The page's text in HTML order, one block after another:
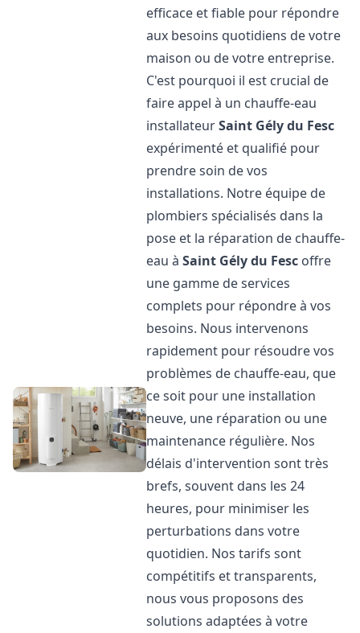
efficace et fiable pour répondre
aux besoins quotidiens de votre
maison ou de votre entreprise.
C'est pourquoi il est crucial de
faire appel à un chauffe-eau
installateurSaint Gély du Fesc
expérimenté et qualifié pour
prendre soin de vos
installations. Notre équipe de
plombiers spécialisés dans la
pose et la réparation de chauffe-
eau àSaint Gély du Fesc offre
une gamme de services
complets pour répondre à vos
besoins. Nous intervenons
rapidement pour résoudre vos
problèmes de chauffe-eau, que
ce soit pour une installation
neuve, une réparation ou une
maintenance régulière. Nos
délais d'intervention sont très
brefs, souvent dans les 24
heures, pour minimiser les
perturbations dans votre
quotidien. Nos tarifs sont
compétitifs et transparents,
nous vous proposons des
solutions adaptées à votre